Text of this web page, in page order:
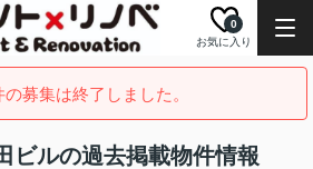
お気に入り
0
の募集は終了しました。
ビルの過去掲載物件情報